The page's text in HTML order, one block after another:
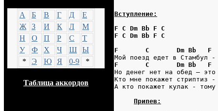
А
Б В Г Д
Е
Ж
З И К Л
М
Н
О П Р С
Т
У
Ф Х Ч Ш
Ы
*
Э Ю Я 0-9 *
Таблица аккордов
Вступление:
F C Dm Bb F C
F C Dm Bb F C
F       C       Dm Bb   F
Мой поезд едет в Стамбул
F       C       Dm Bb   F
Но денег нет на обед –
Кто мне покажет стриптиз
А кто покажет кулак -
Припев: